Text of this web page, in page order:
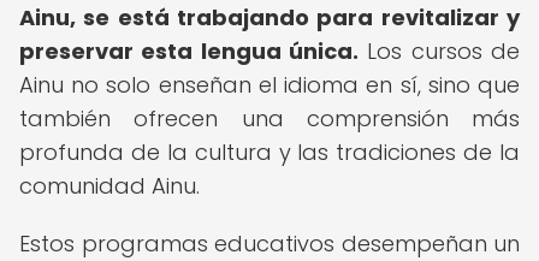
Ainu, se está trabajando para revitalizar y
preservar esta lengua única. Los cursos de
Ainu no solo enseñan el idioma en sí, sino que
también ofrecen una comprensión más
profunda de la cultura y las tradiciones de la
comunidad Ainu.
Estos programas educativos desempeñan un